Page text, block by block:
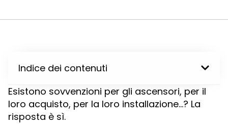
Indice dei contenuti
Esistono sovvenzioni per gli ascensori, per il
loro acquisto, per la loro installazione…? La
risposta è sì.